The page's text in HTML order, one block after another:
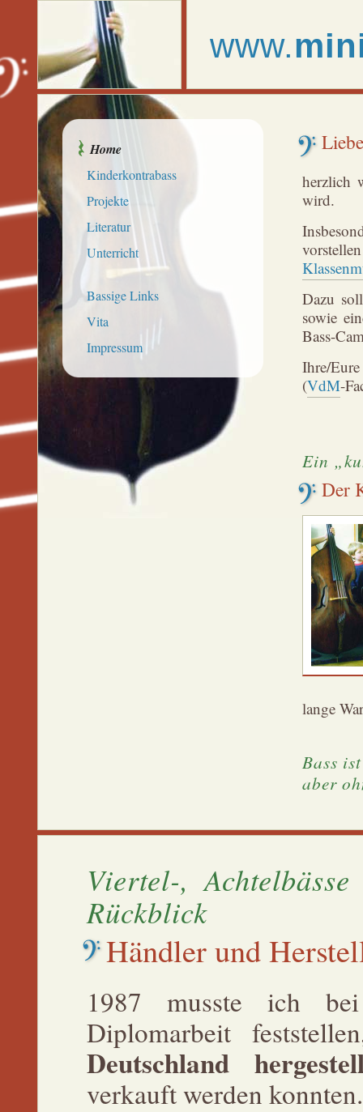
www.
Home
Kinderkontrabass
Projekte
Literatur
Unterricht
Bassige Links
Vita
Impressum
herzlich
wird.
Dazu
sowie
Bass-
Ihre/Eure
(VdM-
Ein
Der
lange
Bass
aber
Viertel-,
Rückblick
Händler und
1987 musste ich
Diplomarbeit
Deutschland
verkauft werden konnten.